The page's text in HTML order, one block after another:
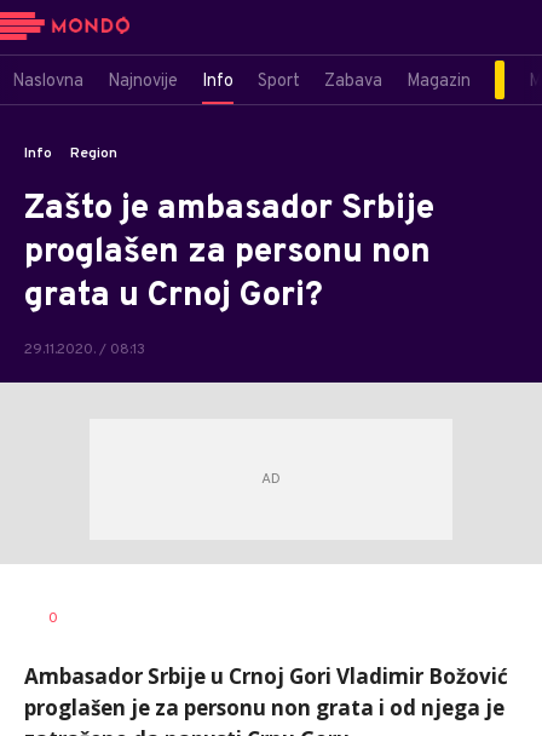
Naslovna Najnovije Info Sport Zabava Magazin
Info Region
Zašto je ambasador Srbije
proglašen za personu non
grata u Crnoj Gori?
29.11.2020. / 08:13
AUTOR
0
Ambasador Srbije u Crnoj Gori Vladimir Božović
proglašen je za personu non grata i od njega je